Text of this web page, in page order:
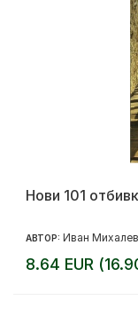
Нови 101
АВТОР: Иван Михалев
8.64 EUR